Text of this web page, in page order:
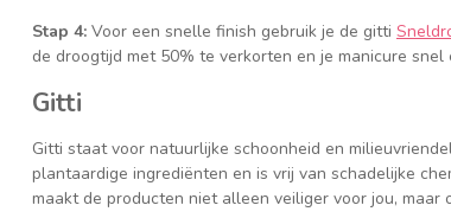
Stap 4: Voor een snelle finish gebruik je de gitti
de droogtijd met 50% te verkorten en je manicure
Gitti
Gitti staat voor natuurlijke schoonheid en
plantaardige ingrediënten en is vrij van schadelijke
maakt de producten niet alleen veiliger voor jou, maar